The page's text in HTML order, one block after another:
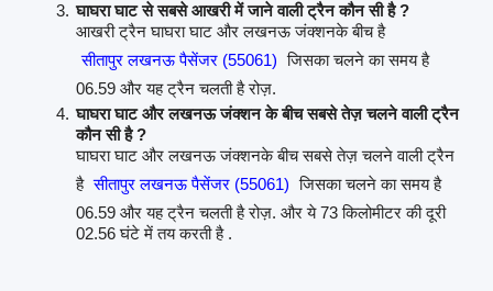
घाघरा घाट से सबसे आखरी में जाने वाली ट्रैन कौन सी है ?
आखरी ट्रैन घाघरा घाट और लखनऊ जंक्शनके बीच है
सीतापुर लखनऊ पैसेंजर (55061) जिसका चलने का समय है
06.59 और यह ट्रैन चलती है रोज़.
घाघरा घाट और लखनऊ जंक्शन के बीच सबसे तेज़ चलने वाली ट्रैन
कौन सी है ?
घाघरा घाट और लखनऊ जंक्शनके बीच सबसे तेज़ चलने वाली ट्रैन
है सीतापुर लखनऊ पैसेंजर (55061) जिसका चलने का समय है
06.59 और यह ट्रैन चलती है रोज़. और ये 73 किलोमीटर की दूरी
02.56 घंटे में तय करती है .